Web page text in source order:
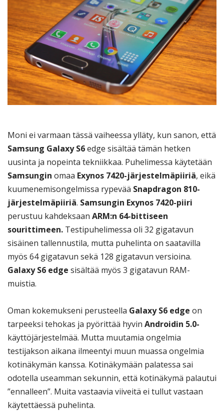
Moni ei varmaan tässä vaiheessa ylläty, kun sanon, että
Samsung Galaxy S6edge sisältää tämän hetken
uusinta ja nopeinta tekniikkaa. Puhelimessa käytetään
Samsungin omaa Exynos 7420-järjestelmäpiiriä, eikä
kuumenemisongelmissa rypevää Snapdragon 810-
järjestelmäpiiriä. Samsungin Exynos 7420-piiri
perustuu kahdeksaan ARM:n 64-bittiseen
sourittimeen. Testipuhelimessa oli 32 gigatavun
sisäinen tallennustila, mutta puhelinta on saatavilla
myös 64 gigatavun sekä 128 gigatavun versioina.
Galaxy S6 edge sisältää myös 3 gigatavun RAM-
muistia.
Oman kokemukseni perusteella Galaxy S6 edge on
tarpeeksi tehokas ja pyörittää hyvin Androidin 5.0-
käyttöjärjestelmää. Mutta muutamia ongelmia
testijakson aikana ilmeentyi muun muassa ongelmia
kotinäkymän kanssa. Kotinäkymään palatessa sai
odotella useamman sekunnin, että kotinäkymä palautui
”ennalleen”. Muita vastaavia viiveitä ei tullut vastaan
käytettäessä puhelinta.